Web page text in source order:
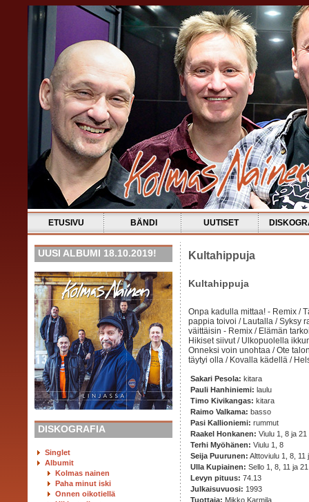
ETUSIVU BÄNDI UUTISET
UUSI ALBUMI 18.10.2019!
DISKOGRAFIA
Singlet
Albumit
Kolmas nainen
Paha minut iski
Onnen oikotiellä
Kultahippuja
Kultahippuja
Onpa kadulla mittaa! - Remix /
pappia toivoi / Lautalla / Syksy
väittäisin - Remix / Elämän
Hikiset siivut / Ulkopuolella
Onneksi voin unohtaa / Ote
täytyi olla / Kovalla kädellä /
Sakari Pesola: kitara
Pauli Hanhiniemi: laulu
Timo Kivikangas: kitara
Raimo Valkama: basso
Pasi Kallioniemi: rummut
Raakel Honkanen: Viulu 1, 8 ja 21
Terhi Myöhänen: Viulu 1, 8
Seija Puurunen: Alttoviulu 1, 8, 11
Ulla Kupiainen: Sello 1, 8, 11 ja 21
Levyn pituus: 74.13
Julkaisuvuosi: 1993
Tuottaja: Mikko Karmila